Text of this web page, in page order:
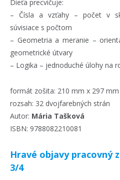
Dieťa precvičuje:
– Čísla a vzťahy – počet v
súvisiace s počtom
– Geometria a meranie –
geometrické útvary
– Logika – jednoduché úlohy na
formát zošita: 210 mm x 297 mm
rozsah: 32 dvojfarebných strán
Autor: Mária Tašková
ISBN: 9788082210081
Hravé objavy pracovný
3/4